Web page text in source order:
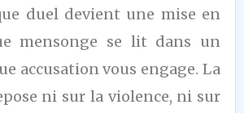
duel devient une mise en
mensonge se lit dans un
accusation vous engage. La
ni sur la violence, ni sur